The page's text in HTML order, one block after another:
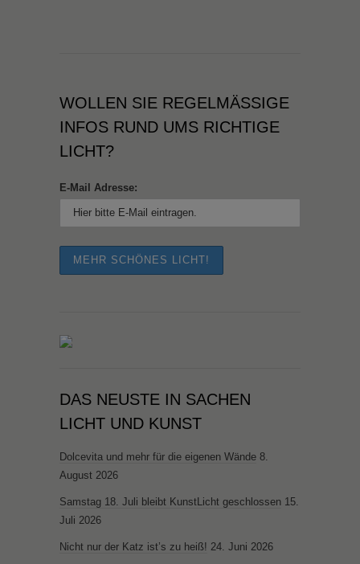
WOLLEN SIE REGELMÄSSIGE I
NFOS RUND UMS RICHTIGE L
ICHT?
E-Mail Adresse:
DAS NEUSTE IN SACHEN
LICHT UND KUNST
Dolcevita und mehr für die eigenen Wände 8.
August 2026
Samstag 18. Juli bleibt KunstLicht geschlossen 15.
Juli 2026
Nicht nur der Katz ist’s zu heiß! 24. Juni 2026